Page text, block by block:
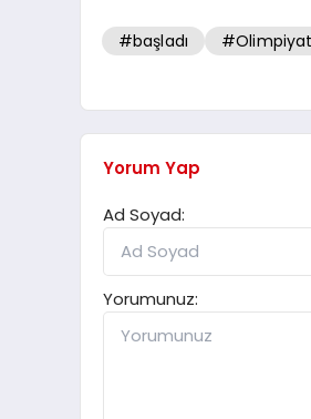
#başladı #Olimpiyat
Yorum Yap
Ad Soyad:
Yorumunuz: